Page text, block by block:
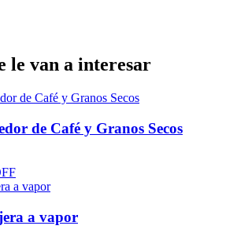
le van a interesar
de Café y Granos Secos
a vapor